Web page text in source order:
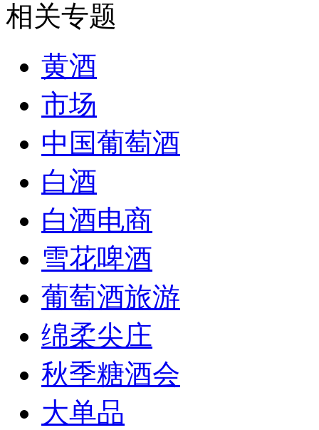
相关专题
黄酒
市场
中国葡萄酒
白酒
白酒电商
雪花啤酒
葡萄酒旅游
绵柔尖庄
秋季糖酒会
大单品